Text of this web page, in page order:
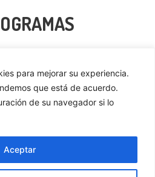
para mejorar su experiencia.
que está de acuerdo.
de su navegador si lo
Aceptar
Cookies
Aviso Legal